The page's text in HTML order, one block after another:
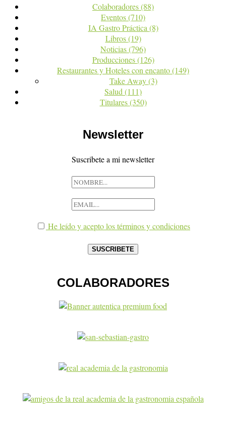
Colaboradores(88)
Eventos(710)
IA Gastro Práctica (8)
Libros(19)
Noticias(796)
Producciones(126)
Restaurantes y Hoteles con encanto(149)
Take Away(3)
Salud (111)
Titulares(350)
Newsletter
Suscribete a mi newsletter
He leído y acepto los términos y condiciones
COLABORADORES